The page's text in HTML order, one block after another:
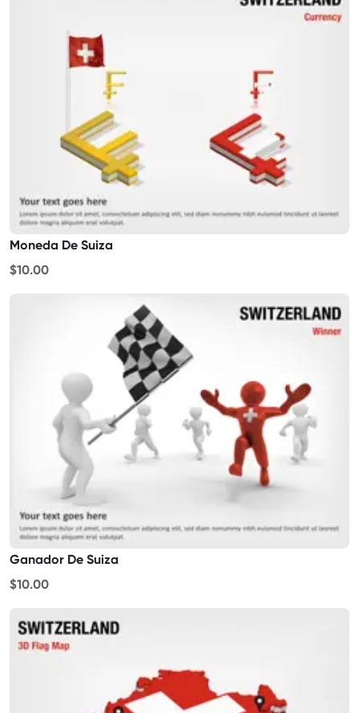
Moneda De Suiza
$10.00
Ganador De Suiza
$10.00